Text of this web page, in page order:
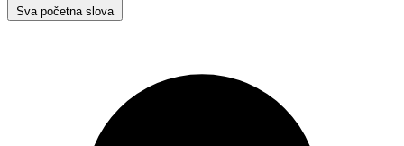
Sva početna slova